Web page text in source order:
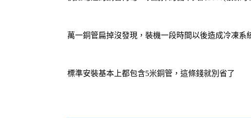
萬一銅管扁掉沒發現，裝機一段時間以後造成冷凍
標準安裝基本上都包含5米銅管，這條錢就別省了